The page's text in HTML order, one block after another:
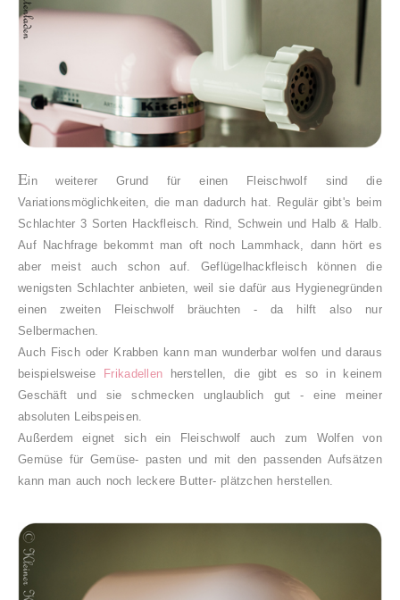
Ein weiterer Grund für einen Fleischwolf sind die
Variationsmöglichkeiten, die man dadurch hat. Regulär gibt's beim
Schlachter 3 Sorten Hackfleisch. Rind, Schwein und Halb & Halb.
Auf Nachfrage bekommt man oft noch Lammhack, dann hört es
aber meist auch schon auf. Geflügelhackfleisch können die
wenigsten Schlachter anbieten, weil sie dafür aus Hygienegründen
einen zweiten Fleischwolf bräuchten - da hilft also nur
Selbermachen.
Auch Fisch oder Krabben kann man wunderbar wolfen und daraus
beispielsweise
Frikadellen herstellen, die gibt es so in keinem
Geschäft und sie schmecken unglaublich gut - eine meiner
absoluten Leibspeisen.
Außerdem eignet sich ein Fleischwolf auch zum Wolfen von
Gemüse für Gemüse- pasten und mit den passenden Aufsätzen
kann man auch noch leckere Butter- plätzchen herstellen.